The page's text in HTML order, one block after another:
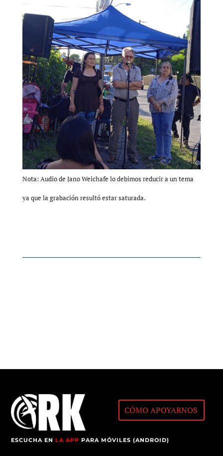
Nota: Audio de Jano Weichafe lo debimos reducir a un tema
ya que la grabación resultó estar saturada.
CÓMO APOYARNOS
ESCUCHA ENLA APP PARA MÓVILES (ANDROID)